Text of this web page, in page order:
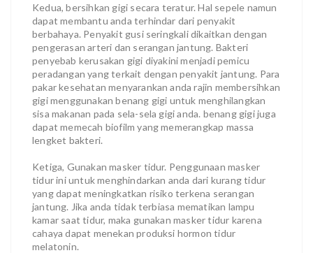
Kedua, bersihkan gigi secara teratur. Hal sepele namun
dapat membantu anda terhindar dari penyakit
berbahaya. Penyakit gusi seringkali dikaitkan dengan
pengerasan arteri dan serangan jantung. Bakteri
penyebab kerusakan gigi diyakini menjadi pemicu
peradangan yang terkait dengan penyakit jantung. Para
pakar kesehatan menyarankan anda rajin membersihkan
gigi menggunakan benang gigi untuk menghilangkan
sisa makanan pada sela-sela gigi anda. benang gigi juga
dapat memecah biofilm yang memerangkap massa
lengket bakteri.
Ketiga, Gunakan masker tidur. Penggunaan masker
tidur ini untuk menghindarkan anda dari kurang tidur
yang dapat meningkatkan risiko terkena serangan
jantung. Jika anda tidak terbiasa mematikan lampu
kamar saat tidur, maka gunakan masker tidur karena
cahaya dapat menekan produksi hormon tidur
melatonin.